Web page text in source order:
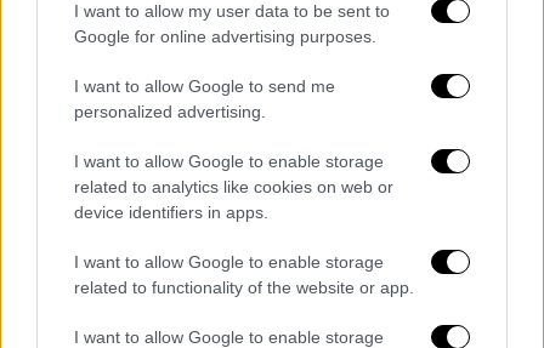
I want to allow my user data to be sent to
Google for online advertising purposes.
I want to allow Google to send me
personalized advertising.
I want to allow Google to enable storage
related to analytics like cookies on web or
device identifiers in apps.
I want to allow Google to enable storage
related to functionality of the website or app.
I want to allow Google to enable storage
Παρακολουθούμε στενά τα γεγονότα.
Καλούμε όλα τα μέρη να απέχουν από βήματα
που θα μπορούσαν να οδηγήσουν σε μια
ευρύτερη σύγκρουση.
Προτεραιότητα της διεθνούς κοινότητας θα
πρέπει να είναι να σταματήσει η σφαγή στη
και να διασφαλίσει τη διαρκή ειρήνη
στην περιοχή μας με την ίδρυση
παλαιστινιακού κράτους».